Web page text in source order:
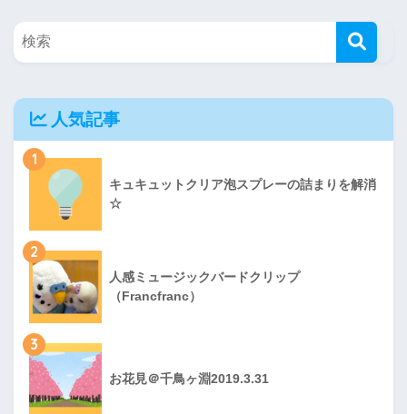
人気記事
1
キュキュットクリア泡スプレーの詰まりを解消
☆
2
人感ミュージックバードクリップ
（Francfranc）
3
お花見＠千鳥ヶ淵2019.3.31